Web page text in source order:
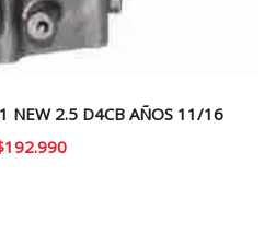
NEW 2.5 D4CB AÑOS 11/16
192.990